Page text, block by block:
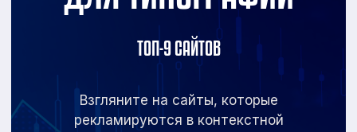
ТОП-9 САЙТОВ
Взгляните на сайты, которые
рекламируются в контекстной